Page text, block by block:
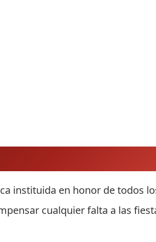
instituida en honor de todos
cualquier falta a las